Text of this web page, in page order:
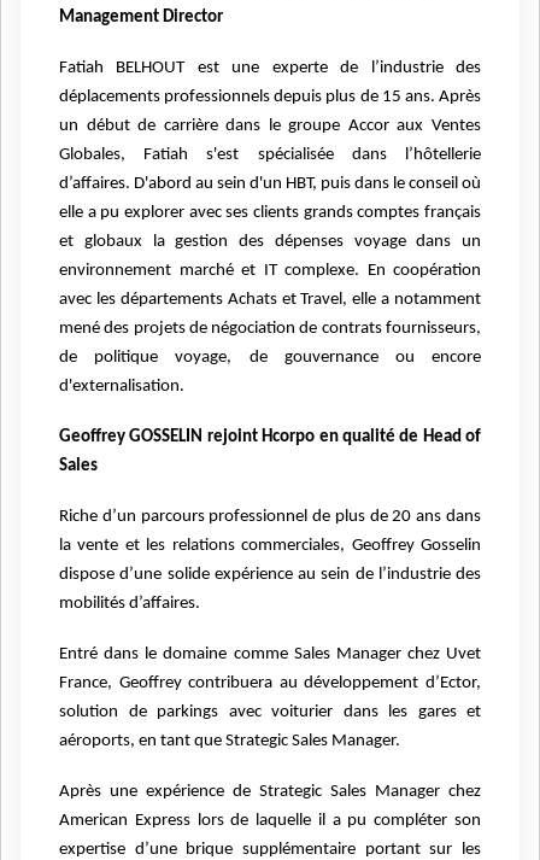
Management Director
Fatiah BELHOUT est une experte de l’industrie des
déplacements professionnels depuis plus de 15 ans. Après
un début de carrière dans le groupe Accor aux Ventes
Globales, Fatiah s'est spécialisée dans l’hôtellerie
d’affaires. D'abord au sein d'un HBT, puis dans le conseil où
elle a pu explorer avec ses clients grands comptes français
et globaux la gestion des dépenses voyage dans un
environnement marché et IT complexe. En coopération
avec les départements Achats et Travel, elle a notamment
mené des projets de négociation de contrats fournisseurs,
de politique voyage, de gouvernance ou encore
d'externalisation.
Geoffrey GOSSELIN rejoint Hcorpo en qualité de Head of
Sales
Riche d’un parcours professionnel de plus de 20 ans dans
la vente et les relations commerciales, Geoffrey Gosselin
dispose d’une solide expérience au sein de l’industrie des
mobilités d’affaires.
Entré dans le domaine comme Sales Manager chez Uvet
France, Geoffrey contribuera au développement d’Ector,
solution de parkings avec voiturier dans les gares et
aéroports, en tant que Strategic Sales Manager.
Après une expérience de Strategic Sales Manager chez
American Express lors de laquelle il a pu compléter son
expertise d’une brique supplémentaire portant sur les